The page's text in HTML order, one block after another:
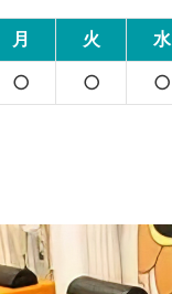
月 火 水
○ ○ ○